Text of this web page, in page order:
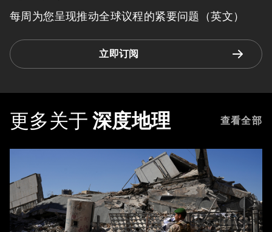
每周为您呈现推动全球议程的紧要问题（英文）
立即订阅
更多关于 深度地理 查看全部